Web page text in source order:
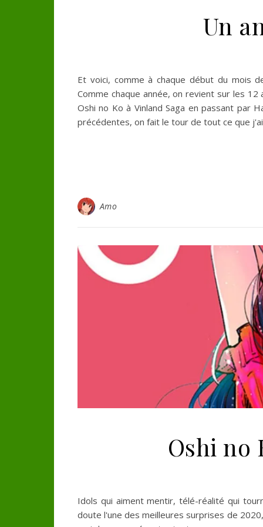
Un
Et voici, comme à chaque début du mois
Comme chaque année, on revient sur les
Oshi no Ko à Vinland Saga en passant par
précédentes, on fait le tour de tout ce que
Amo
Oshi no
Idols qui aiment mentir, télé-réalité qui
doute l'une des meilleures surprises de